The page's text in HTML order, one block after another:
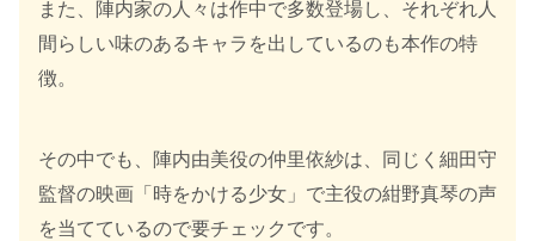
また、陣内家の人々は作中で多数登場し、それぞれ人
間らしい味のあるキャラを出しているのも本作の特
徴。
その中でも、陣内由美役の仲里依紗は、同じく細田守
監督の映画「時をかける少女」で主役の紺野真琴の声
を当てているので要チェックです。